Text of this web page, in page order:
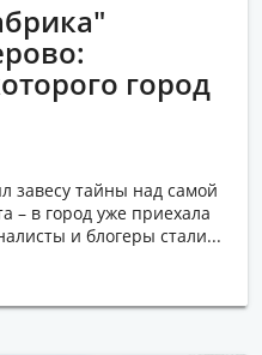
город
завесу тайны над самой
– в город уже приехала
и блогеры стали...